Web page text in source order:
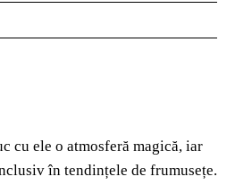
cu ele o atmosferă magică, iar
în tendințele de frumusețe.